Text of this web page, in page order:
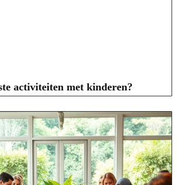
activiteiten met kinderen?